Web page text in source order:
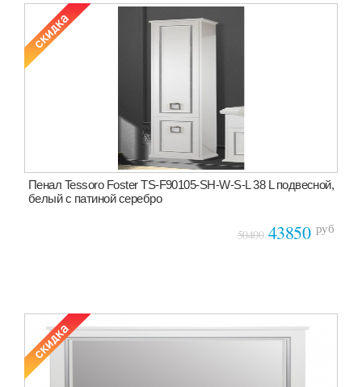
Пенал Tessoro Foster TS-F90105-SH-W-S-L 38 L подвесной,
белый с патиной серебро
5040043850 руб